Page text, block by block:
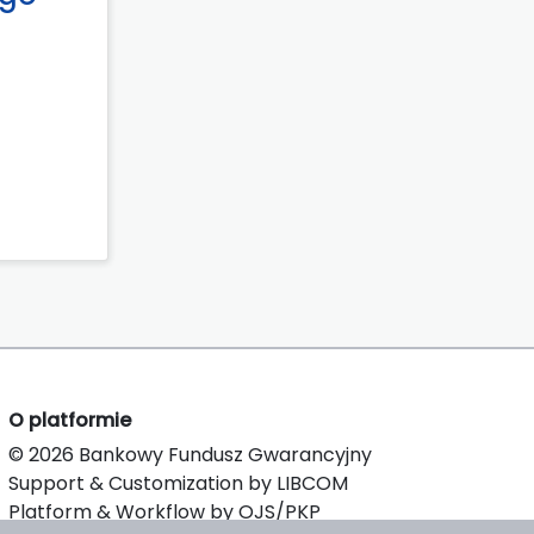
O platformie
© 2026 Bankowy Fundusz Gwarancyjny
Support & Customization by LIBCOM
Platform & Workflow by OJS/PKP